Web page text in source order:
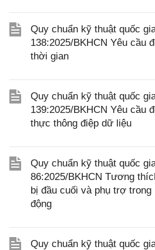
Quy chuẩn kỹ thuật quốc
138:2025/BKHCN Yêu cầu
thời gian
Quy chuẩn kỹ thuật quốc
139:2025/BKHCN Yêu cầu
thực thông điệp dữ liệu
Quy chuẩn kỹ thuật quốc
86:2025/BKHCN Tương
bị đầu cuối và phụ trợ trong
động
Quy chuẩn kỹ thuật quốc